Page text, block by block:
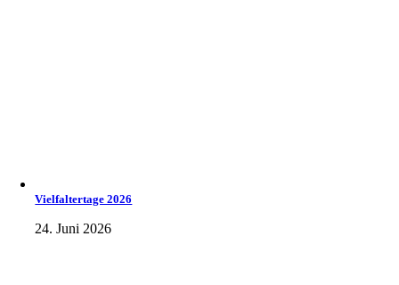
Vielfaltertage 2026
24. Juni 2026